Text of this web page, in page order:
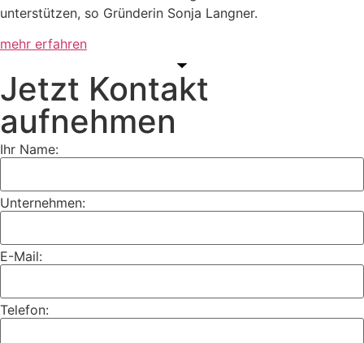
unterstützen, so Gründerin Sonja Langner.
mehr erfahren
Jetzt Kontakt
aufnehmen
Ihr Name:
Unternehmen:
E-Mail:
Telefon: